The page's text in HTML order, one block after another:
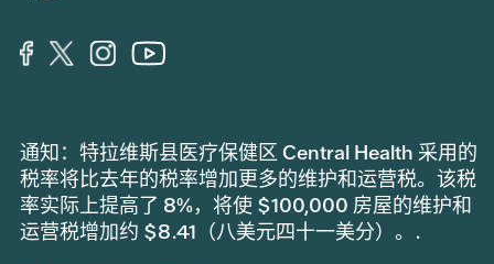
通知：特拉维斯县医疗保健区 Central Health 采用的
税率将比去年的税率增加更多的维护和运营税。该税
率实际上提高了 8%，将使 $100,000 房屋的维护和
运营税增加约 $8.41（八美元四十一美分）。.